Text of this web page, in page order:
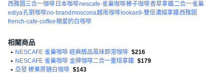
西雅圖三合一咖啡 日本咖啡nescafe-雀巢咖啡榛子咖啡香草拿鐵二合一雀巢
ediya孔劉咖啡no-brand moscona越南咖啡 lookas9-雙倍濃縮拿鐵西雅圖
french-cafe-coffee親愛的白咖啡
相關商品
• NESCAFE 雀巢咖啡 經典醇品風味即溶咖啡 $216
• NESCAFE 雀巢咖啡 金牌咖啡二合一重焙拿鐵 $179
• 亞發 榛果蔗糖白咖啡 $143